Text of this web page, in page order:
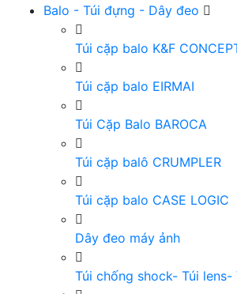
Balo - Túi đựng - Dây đeo
Túi cặp balo K&F
Túi cặp balo EIRMAI
Túi Cặp Balo BAROCA
Túi cặp balô CRUMPLER
Túi cặp balo CASE LOGIC
Dây đeo máy ảnh
Túi chống shock- Túi lens-